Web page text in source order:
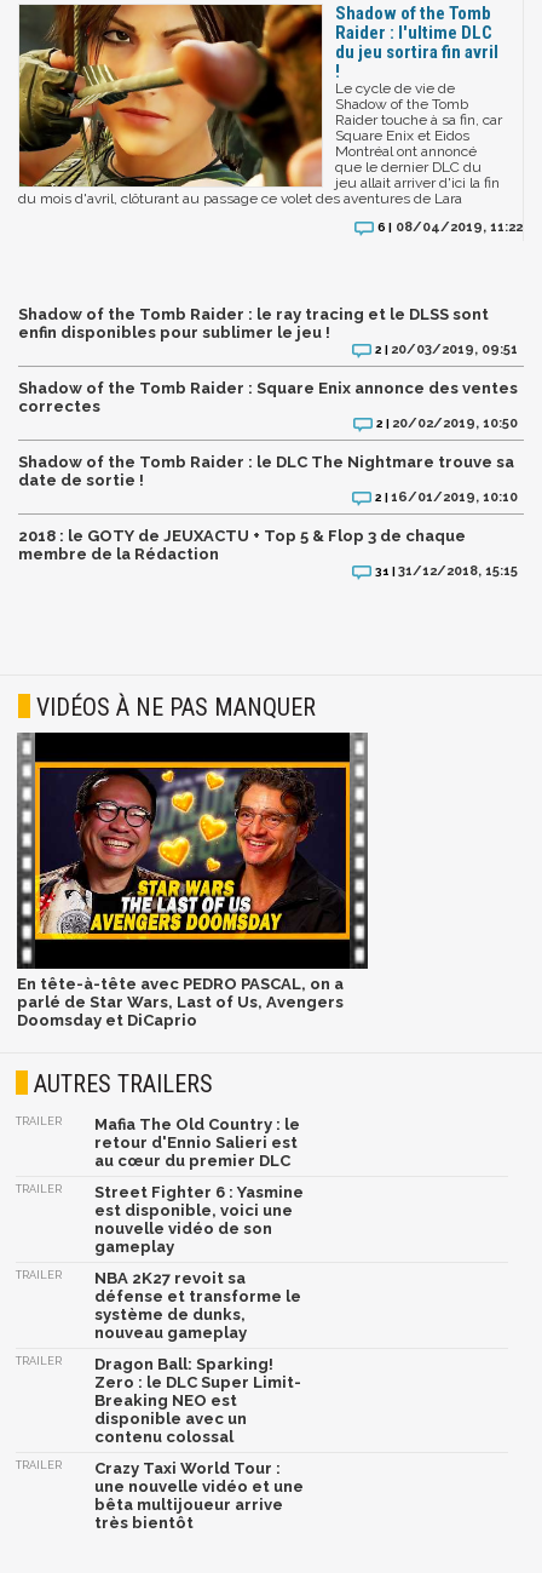
Shadow of the Tomb
Raider : l'ultime DLC
du jeu sortira fin avril
!
Le cycle de vie de
Shadow of the Tomb
Raider touche à sa fin, car
Square Enix et Eidos
Montréal ont annoncé
que le dernier DLC du
jeu allait arriver d'ici la fin
du mois d'avril, clôturant au passage ce volet des aventures de Lara
6 | 08/04/2019, 11:22
Shadow of the Tomb Raider : le ray tracing et le DLSS sont
enfin disponibles pour sublimer le jeu !
2 | 20/03/2019, 09:51
Shadow of the Tomb Raider : Square Enix annonce des ventes
correctes
2 | 20/02/2019, 10:50
Shadow of the Tomb Raider : le DLC The Nightmare trouve sa
date de sortie !
2 | 16/01/2019, 10:10
2018 : le GOTY de JEUXACTU + Top 5 & Flop 3 de chaque
membre de la Rédaction
31 | 31/12/2018, 15:15
VIDÉOS À NE PAS MANQUER
En tête-à-tête avec PEDRO PASCAL, on a
parlé de Star Wars, Last of Us, Avengers
Doomsday et DiCaprio
AUTRES TRAILERS
TRAILER
Mafia The Old Country : le
retour d'Ennio Salieri est
au cœur du premier DLC
TRAILER
Street Fighter 6 : Yasmine
est disponible, voici une
nouvelle vidéo de son
gameplay
TRAILER
NBA 2K27 revoit sa
défense et transforme le
système de dunks,
nouveau gameplay
TRAILER
Dragon Ball: Sparking!
Zero : le DLC Super Limit-
Breaking NEO est
disponible avec un
contenu colossal
TRAILER
Crazy Taxi World Tour :
une nouvelle vidéo et une
bêta multijoueur arrive
très bientôt